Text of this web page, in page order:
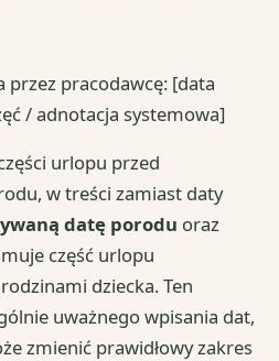
przez pracodawcę: [data
/ adnotacja systemowa]
urlopu przed
w treści zamiast daty
datę porodu oraz
część urlopu
dziecka. Ten
uważnego wpisania dat,
zmienić prawidłowy zakres